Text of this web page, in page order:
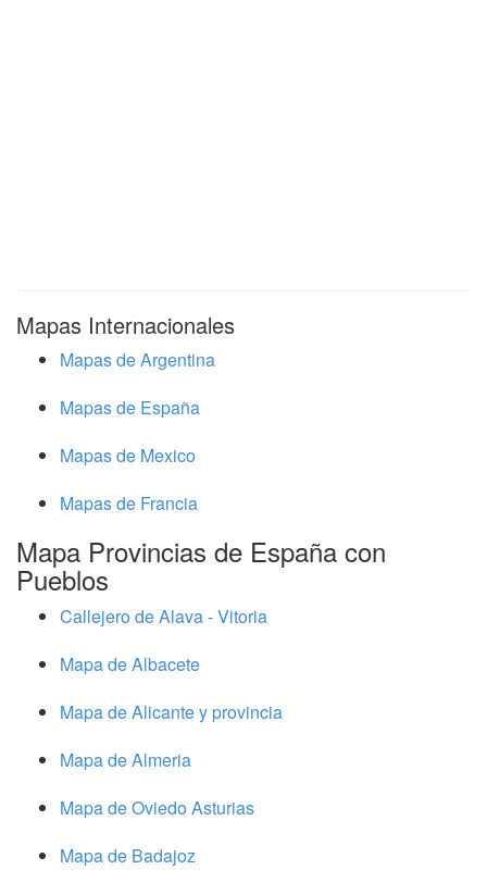
Mapas Internacionales
Mapas de Argentina
Mapas de España
Mapas de Mexico
Mapas de Francia
Mapa Provincias de España con
Pueblos
Callejero de Alava - Vitoria
Mapa de Albacete
Mapa de Alicante y provincia
Mapa de Almeria
Mapa de Oviedo Asturias
Mapa de Badajoz